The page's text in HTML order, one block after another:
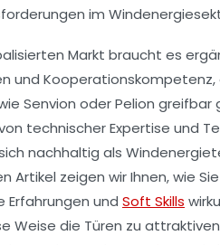
im
Markt braucht es
und Kooperationskompetenz,
Senvion oderPelion greifbar
technischer Expertise und
nachhaltig als
Artikel zeigen wir Ihnen, wie
Erfahrungen und Soft Skills
Weise die Türen zu